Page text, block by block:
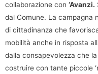
collaborazione con ‘Avanzi.
dal Comune. La campagna
di cittadinanza che
mobilità anche in risposta
dalla consapevolezza che
costruire con tante piccole